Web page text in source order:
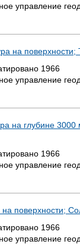
управление
на
1966
управление
на глубине
1966
управление
поверхности;
1966
управление